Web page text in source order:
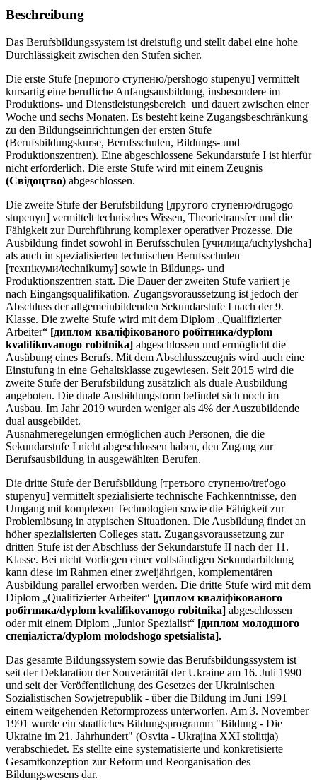
Beschreibung
Das Berufsbildungssystem ist dreistufig und stellt dabei eine hohe
Durchlässigkeit zwischen den Stufen sicher.
Die erste Stufe [першого ступеню/pershogo stupenyu] vermittelt
kursartig eine berufliche Anfangsausbildung, insbesondere im
Produktions- und Dienstleistungsbereich und dauert zwischen einer
Woche und sechs Monaten. Es besteht keine Zugangsbeschränkung
zu den Bildungseinrichtungen der ersten Stufe
(Berufsbildungskurse, Berufsschulen, Bildungs- und
Produktionszentren). Eine abgeschlossene Sekundarstufe I ist hierfür
nicht erforderlich. Die erste Stufe wird mit einem Zeugnis
(Свiдоцтво) abgeschlossen.
Die zweite Stufe der Berufsbildung [другого ступеню/drugogo
stupenyu] vermittelt technisches Wissen, Theorietransfer und die
Fähigkeit zur Durchführung komplexer operativer Prozesse. Die
Ausbildung findet sowohl in Berufsschulen [училища/uchylyshcha]
als auch in spezialisierten technischen Berufsschulen
[технікуми/technikumy] sowie in Bildungs- und
Produktionszentren statt. Die Dauer der zweiten Stufe variiert je
nach Eingangsqualifikation. Zugangsvoraussetzung ist jedoch der
Abschluss der allgemeinbildenden Sekundarstufe I nach der 9.
Klasse. Die zweite Stufe wird mit dem Diplom „Qualifizierter
Arbeiter“ [диплом кваліфікованого робітника/dyplom
kvalifikovanogo robitnika] abgeschlossen und ermöglicht die
Ausübung eines Berufs. Mit dem Abschlusszeugnis wird auch eine
Einstufung in eine Gehaltsklasse zugewiesen. Seit 2015 wird die
zweite Stufe der Berufsbildung zusätzlich als duale Ausbildung
angeboten. Die duale Ausbildungsform befindet sich noch im
Ausbau. Im Jahr 2019 wurden weniger als 4% der Auszubildende
dual ausgebildet.
Ausnahmeregelungen ermöglichen auch Personen, die die
Sekundarstufe I nicht abgeschlossen haben, den Zugang zur
Berufsausbildung in ausgewählten Berufen.
Die dritte Stufe der Berufsbildung [третього ступеню/tret'ogo
stupenyu] vermittelt spezialisierte technische Fachkenntnisse, den
Umgang mit komplexen Technologien sowie die Fähigkeit zur
Problemlösung in atypischen Situationen. Die Ausbildung findet an
höher spezialisierten Colleges statt. Zugangsvoraussetzung zur
dritten Stufe ist der Abschluss der Sekundarstufe II nach der 11.
Klasse. Bei nicht Vorliegen einer vollständigen Sekundarbildung
kann diese im Rahmen einer zweijährigen, komplementären
Ausbildung parallel erworben werden. Die dritte Stufe wird mit dem
Diplom „Qualifizierter Arbeiter“ [диплом кваліфікованого
робітника/dyplom kvalifikovanogo robitnika] abgeschlossen
oder mit einem Diplom „Junior Spezialist“ [диплом молодшого
спеціаліста/dyplom molodshogo spetsialista].
Das gesamte Bildungssystem sowie das Berufsbildungssystem ist
seit der Deklaration der Souveränität der Ukraine am 16. Juli 1990
und seit der Veröffentlichung des Gesetzes der Ukrainischen
Sozialistischen Sowjetrepublik - über die Bildung im Juni 1991
einem weitgehenden Reformprozess unterworfen. Am 3. November
1991 wurde ein staatliches Bildungsprogramm "Bildung - Die
Ukraine im 21. Jahrhundert" (Osvita - Ukrajina XXI stolittja)
verabschiedet. Es stellte eine systematisierte und konkretisierte
Gesamtkonzeption zur Reform und Reorganisation des
Bildungswesens dar.